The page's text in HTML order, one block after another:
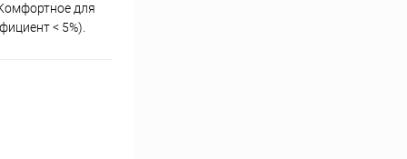
для
< 5%).